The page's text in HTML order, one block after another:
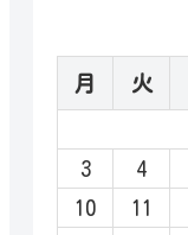
月 火
3
4
10
11